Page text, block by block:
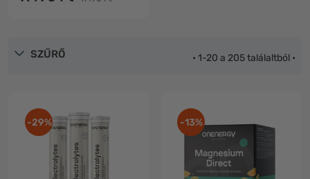
SZŰRŐ • 1-20 a 205 találaltból •
-29% -13%